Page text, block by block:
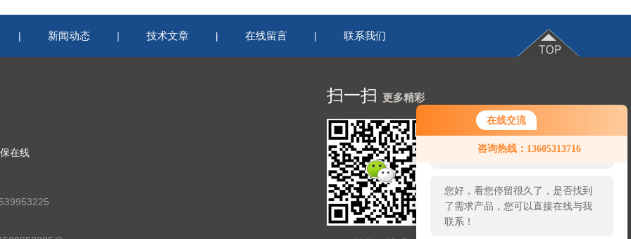
在线交流
咨询热线：13605313716
您好！欢迎前来咨询，很高兴为您
服务，请问您要咨询什么问题呢？
您好，看您停留很久了，是否找到
了需求产品，您可以直接在线与我
联系！
| 新闻动态 | 技术文章 | 在线留言 | 联系我们
在线
扫一扫 更多精彩